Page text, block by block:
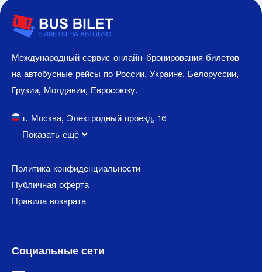
Международный сервис онлайн-бронирования билетов
на автобусные рейсы по России, Украине, Белоруссии,
Грузии, Молдавии, Евросоюзу.
г. Москва, Электродный проезд, 16
Показать ещё
Политика конфиденциальности
Публичная оферта
Правила возврата
Социальные сети